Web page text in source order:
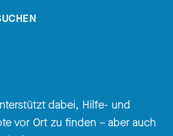
- Philipp
dabei, Hilfe- und
vor Ort zu finden – aber auch